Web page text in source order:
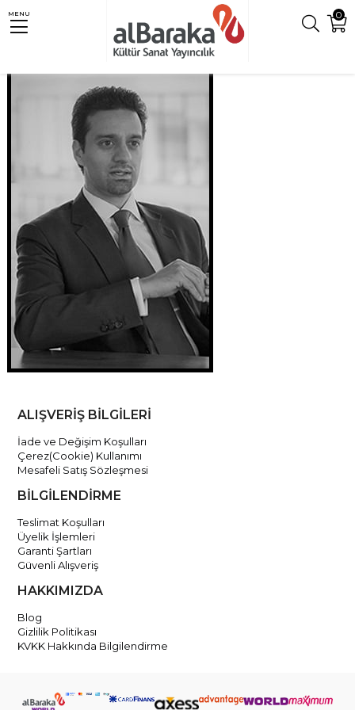
0
MENU
ALIŞVERİŞ BİLGİLERİ
İade ve Değişim Koşulları
Çerez(Cookie) Kullanımı
Mesafeli Satış Sözleşmesi
BİLGİLENDİRME
Teslimat Koşulları
Üyelik İşlemleri
Garanti Şartları
Güvenli Alışveriş
HAKKIMIZDA
Blog
Gizlilik Politikası
KVKK Hakkında Bilgilendirme